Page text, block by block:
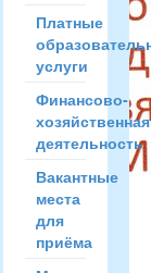
Платные
услуги
Финансово-
хозяйственная
деятельность
Вакантные
места
для
приёма